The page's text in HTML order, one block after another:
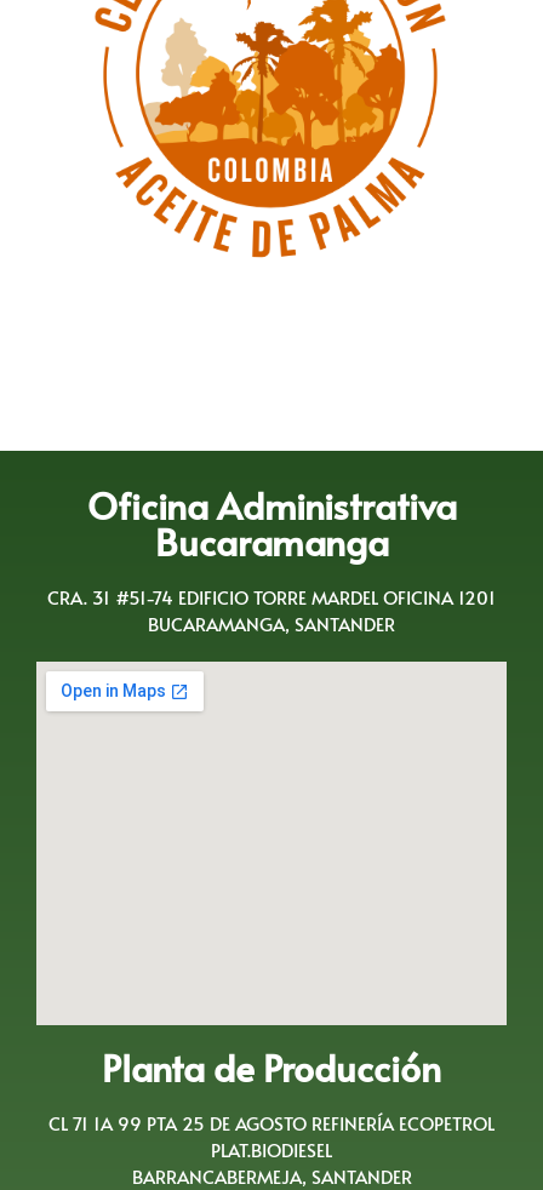
Oficina Administrativa
Bucaramanga
CRA. 31 #51-74 EDIFICIO TORRE MARDEL OFICINA 1201
BUCARAMANGA, SANTANDER
Planta de Producción
CL 71 1A 99 PTA 25 DE AGOSTO REFINERÍA ECOPETROL
PLAT.BIODIESEL
BARRANCABERMEJA, SANTANDER